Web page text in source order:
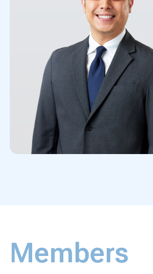
Members